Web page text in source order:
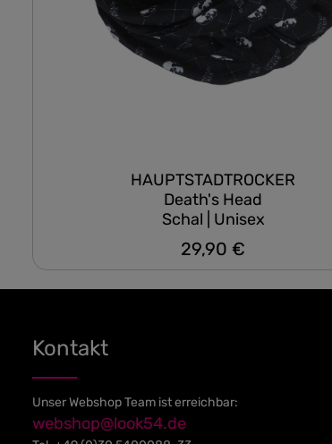
HAUPTSTADTROCKER
Death's Head
Schal | Unisex
Regulärer Preis:
29,90 €
Kontakt
Unser Webshop Team ist erreichbar:
webshop@look54.de